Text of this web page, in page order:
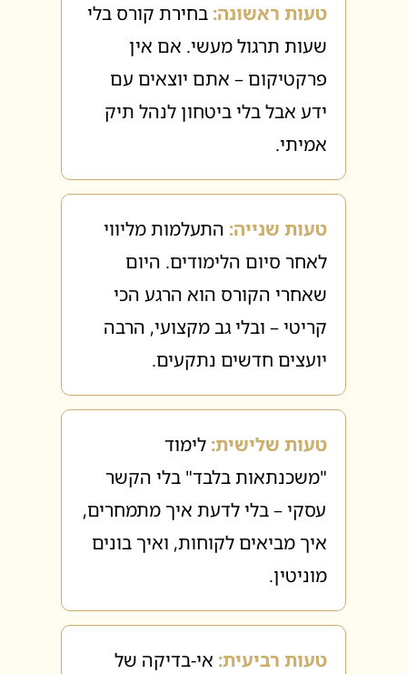
טעות ראשונה: בחירת קורס בלי
שעות תרגול מעשי. אם אין
פרקטיקום – אתם יוצאים עם
ידע אבל בלי ביטחון לנהל תיק
אמיתי.
טעות שנייה: התעלמות מליווי
לאחר סיום הלימודים. היום
שאחרי הקורס הוא הרגע הכי
קריטי – ובלי גב מקצועי, הרבה
יועצים חדשים נתקעים.
טעות שלישית: לימוד
"משכנתאות בלבד" בלי הקשר
עסקי – בלי לדעת איך מתמחרים,
איך מביאים לקוחות, ואיך בונים
מוניטין.
טעות רביעית: אי-בדיקה של